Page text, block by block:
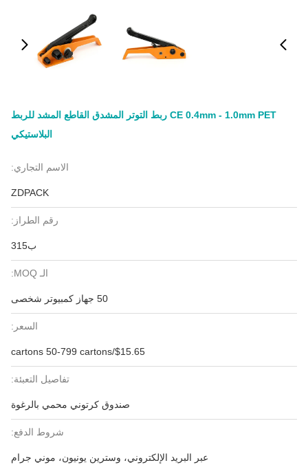
CE 0.4mm - 1.0mm PET ربط التوتر المشدق القاطع المشد للربط
البلاستيكي
الاسم التجاري:
ZDPACK
رقم الطراز:
ب315
الـ MOQ:
50 جهاز كمبيوتر شخصى
السعر:
$15.65/cartons 50-799 cartons
تفاصيل التعبئة:
صندوق كرتوني محمي بالرغوة
شروط الدفع:
عبر البريد الإلكتروني، وسترين يونيون، موني جرام